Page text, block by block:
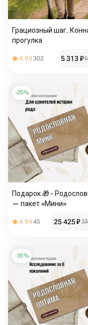
Грациозный шаг. Конная
прогулка
4.90302 5 313₽
-25%
Подарок 🎁 - Родословная
— пакет «Мини»
4.8445 25 425₽
-35%